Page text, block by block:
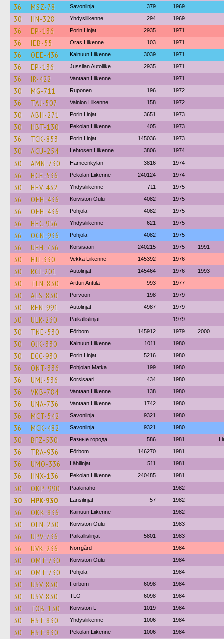
36 MSZ-78 Savonlinja 379 1969
30 HN-328 Yhdysliikenne 294 1969
36 EP-136 Porin Linjat 2935 1971
36 IEB-55 Oras Liikenne 103 1971
36 OEE-436 Kainuun Liikenne 3039 1971
36 EP-136 Jussilan Autoliike 2935 1971
36 IR-422 Vantaan Liikenne 1971
30 MG-711 Ruponen 196 1972
36 TAJ-507 Vainion Liikenne 158 1972
30 ABH-271 Porin Linjat 3651 1973
30 HBT-130 Pekolan Liikenne 405 1973
36 TCK-853 Porin Linjat 145036 1973
30 ACU-254 Lehtosen Liikenne 3806 1974
30 AMN-730 Hämeenkylän 3816 1974
36 HCE-536 Pekolan Liikenne 240124 1974
30 HEV-432 Yhdysliikenne 711 1975
36 OEH-436 Koiviston Oulu 4082 1975
36 OEH-436 Pohjola 4082 1975
36 HEC-956 Yhdysliikenne 621 1975
36 OCN-936 Pohjola 4082 1975
36 UEH-736 Korsisaari 240215 1975 1991
30 HJJ-330 Vekka Liikenne 145392 1976
30 RCJ-201 Autolinjat 145464 1976 1993
30 TLN-830 Artturi Anttila 993 1977
30 ALS-830 Porvoon 198 1979
30 REN-991 Autolinjat 4987 1979
30 ULR-230 Paikallislinjat 1979
30 TNE-530 Förbom 145912 1979 2000
30 OJK-330 Kainuun Liikenne 1011 1980
30 ECC-930 Porin Linjat 5216 1980
36 ONT-336 Pohjolan Matka 199 1980
36 UMJ-536 Korsisaari 434 1980
36 VKB-784 Vantaan Liikenne 138 1980
36 UNA-736 Vantaan Liikenne 1742 1980
36 MCT-542 Savonlinja 9321 1980
36 MCK-482 Savonlinja 9321 1980
30 BFZ-530 Разные города 586 1981
36 TRA-936 Förbom 146270 1981
36 UMO-336 Lähilinjat 511 1981
36 HNX-136 Pekolan Liikenne 240485 1981
30 OKP-990 Paakinaho 1982
30 HPK-930 Länsilinjat 57 1982
36 OKK-836 Kainuun Liikenne 1982
30 OLN-230 Koiviston Oulu 1983
36 UPV-736 Paikallislinjat 5801 1983
36 UVK-236 Norrgård 1984
30 OMT-730 Koiviston Oulu 1984
30 OMT-730 Pohjola 1984
30 USV-830 Förbom 6098 1984
30 USV-830 TLO 6098 1984
30 TOB-130 Koiviston L 1019 1984
30 HST-830 Yhdysliikenne 1006 1984
30 HST-830 Pekolan Liikenne 1006 1984